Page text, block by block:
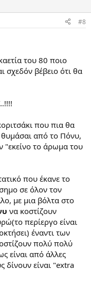
#8
του 80 ποιο
σχεδόν βέβειο ότι θα
..!!!!
που πια θα
θυμάσαι από το Πόνυ,
"εκείνο το άρωμα του
που έκανε το
σε όλον τον
με μια βόλτα στο
να κοστίζουν
περίεργο είναι
έναντι των
πολύ πολύ
είναι από άλλες
δίνουν είναι "extra